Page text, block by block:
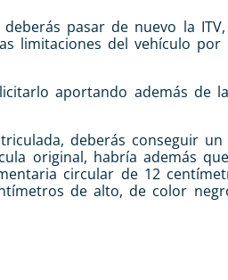
pasar de nuevo la
limitaciones del vehículo
aportando además de
deberás conseguir
original, habría además
circular de 12
de alto, de color